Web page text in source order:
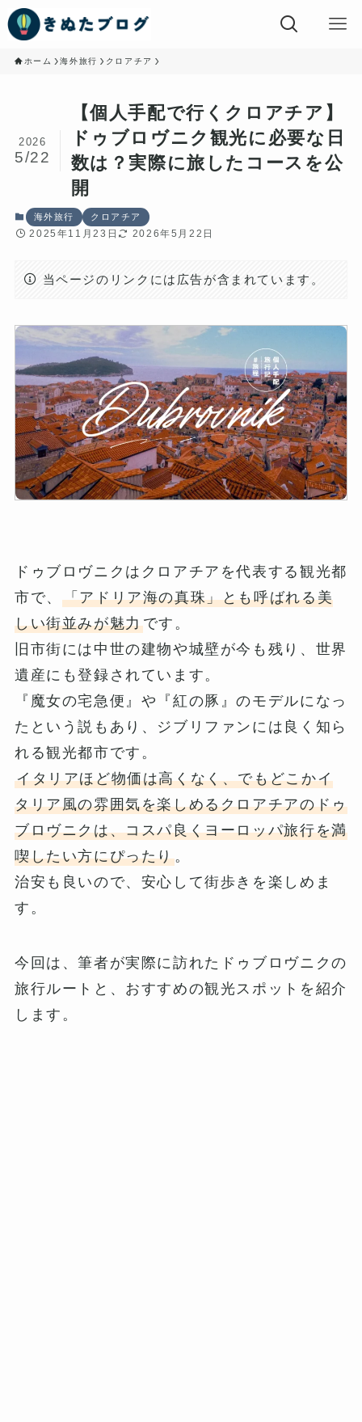
ホーム 海外旅行 クロアチア
【個人手配で行くクロアチア】
ドゥブロヴニク観光に必要な日
数は？実際に旅したコースを公
開
2026
5/22
海外旅行 クロアチア
2025年11月23日 2026年5月22日
当ページのリンクには広告が含まれています。
ドゥブロヴニクはクロアチアを代表する観光都
市で、 「アドリア海の真珠」とも呼ばれる美
しい街並みが魅力です。
旧市街には中世の建物や城壁が今も残り、世界
遺産にも登録されています。
『魔女の宅急便』や『紅の豚』のモデルになっ
たという説もあり、ジブリファンには良く知ら
れる観光都市です。
イタリアほど物価は高くなく、でもどこかイ
タリア風の雰囲気を楽しめるクロアチアのドゥ
ブロヴニクは、コスパ良くヨーロッパ旅行を満
喫したい方にぴったり。
治安も良いので、安心して街歩きを楽しめま
す。
今回は、筆者が実際に訪れたドゥブロヴニクの
旅行ルートと、おすすめの観光スポットを紹介
します。